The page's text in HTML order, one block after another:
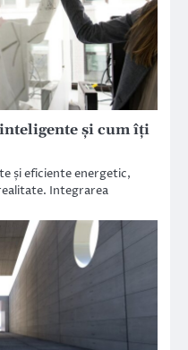
și cum îți
și eficiente energetic,
Integrarea